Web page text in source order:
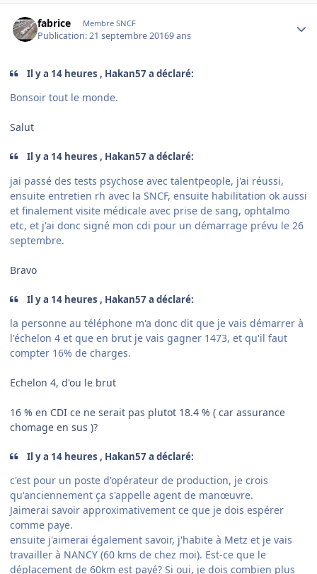
fabrice Membre SNCF
Publication:21 septembre 20169 ans
Il y a 14 heures , Hakan57 a déclaré:
Bonsoir tout le monde.
Salut
Il y a 14 heures , Hakan57 a déclaré:
jai passé des tests psychose avec talentpeople, j'ai réussi,
ensuite entretien rh avec la SNCF, ensuite habilitation ok aussi
et finalement visite médicale avec prise de sang, ophtalmo
etc, et j'ai donc signé mon cdi pour un démarrage prévu le 26
septembre.
Bravo
Il y a 14 heures , Hakan57 a déclaré:
la personne au téléphone m'a donc dit que je vais démarrer à
l'échelon 4 et que en brut je vais gagner 1473, et qu'il faut
compter 16% de charges.
Echelon 4, d'ou le brut
16 % en CDI ce ne serait pas plutot 18.4 % ( car assurance
chomage en sus )?
Il y a 14 heures , Hakan57 a déclaré:
c'est pour un poste d'opérateur de production, je crois
qu'anciennement ça s'appelle agent de manœuvre.
Jaimerai savoir approximativement ce que je dois espérer
comme paye.
ensuite j'aimerai également savoir, j'habite à Metz et je vais
travailler à NANCY (60 kms de chez moi). Est-ce que le
déplacement de 60km est payé? Si oui, je dois combien plus